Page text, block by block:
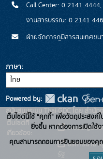
Call Center: 0 2141
งานสารบรรณ: 0 2141
ฝ่ายจัดการภูมิสารสนเทศข
ภาษา
Powered by:
สนับสนุนระบบ Thai-GDC โดย สำนั
เว็บไซต์ที่
เกี่ยวข้อง:
ระบบบัญชีข้
บริการนาม
เว็บไซต์นี้ใช้ "คุกกี้" เพื่อวัตถุประสง
ยิ่งขึ้น หากต้องการเปิดใช้
คุณสามารถถอนการยินยอมของคุ